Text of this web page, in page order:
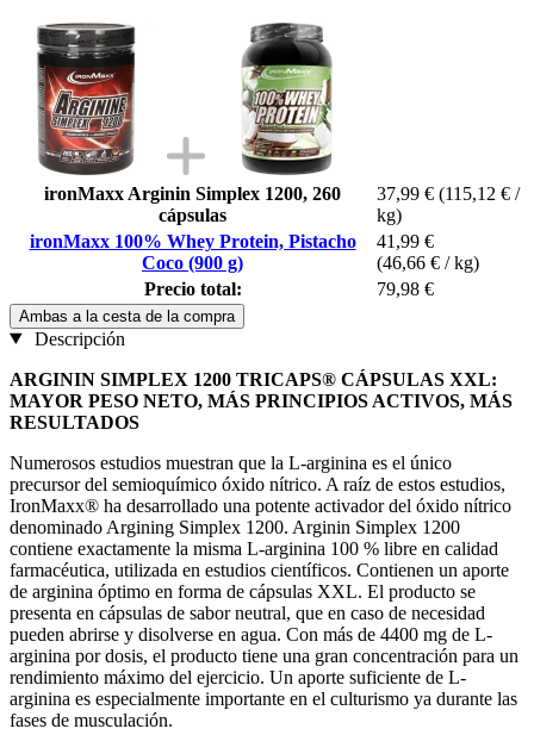
ironMaxx Arginin Simplex 1200, 260
cápsulas
37,99 € (115,12 € /
kg)
ironMaxx 100% Whey Protein, Pistacho
Coco (900 g)
41,99 €
(46,66 € / kg)
Precio total:
79,98 €
Ambas a la cesta de la compra
Descripción
ARGININ SIMPLEX 1200 TRICAPS® CÁPSULAS XXL:
MAYOR PESO NETO, MÁS PRINCIPIOS ACTIVOS, MÁS
RESULTADOS
Numerosos estudios muestran que la L-arginina es el único
precursor del semioquímico óxido nítrico. A raíz de estos estudios,
IronMaxx® ha desarrollado una potente activador del óxido nítrico
denominado Argining Simplex 1200. Arginin Simplex 1200
contiene exactamente la misma L-arginina 100 % libre en calidad
farmacéutica, utilizada en estudios científicos. Contienen un aporte
de arginina óptimo en forma de cápsulas XXL. El producto se
presenta en cápsulas de sabor neutral, que en caso de necesidad
pueden abrirse y disolverse en agua. Con más de 4400 mg de L-
arginina por dosis, el producto tiene una gran concentración para un
rendimiento máximo del ejercicio. Un aporte suficiente de L-
arginina es especialmente importante en el culturismo ya durante las
fases de musculación.